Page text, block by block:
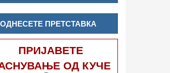
ПРЕТСТАВКА
ПРИЈАВЕТЕ
ОД КУЧЕ